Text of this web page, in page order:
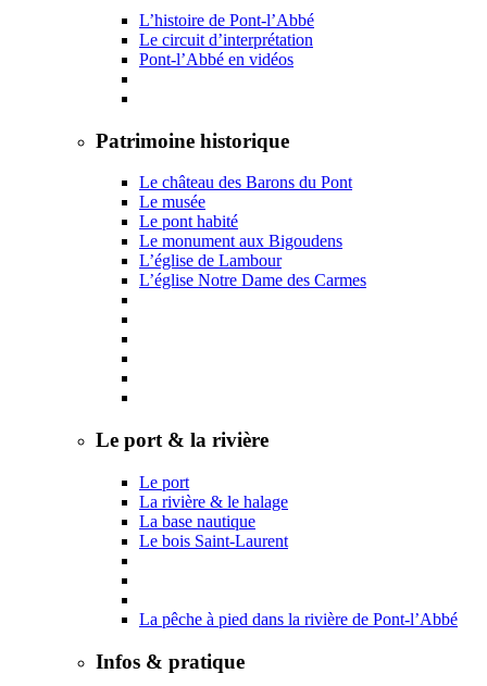
L’histoire de Pont-l’Abbé
Le circuit d’interprétation
Pont-l’Abbé en vidéos
Patrimoine historique
Le château des Barons du Pont
Le musée
Le pont habité
Le monument aux Bigoudens
L’église de Lambour
L’église Notre Dame des Carmes
Le port & la rivière
Le port
La rivière & le halage
La base nautique
Le bois Saint-Laurent
La pêche à pied dans la rivière de Pont-l’Abbé
Infos & pratique